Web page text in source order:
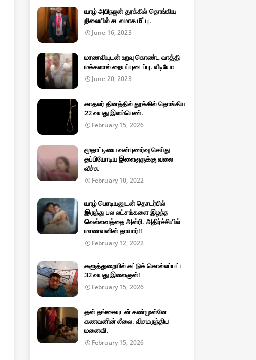
யாழ் அபிநஜன் தூக்கில் தொங்கிய
நிலையில் சடலமாக மீட்பு.
June 16, 2023
மாணவியுடன் உறவு கொண்ட வாத்தி
மக்களால் நையப்புடைப்பு. வீடியோ
June 20, 2023
காதலர் தினத்தில் தூக்கில் தொங்கிய
22 வயது இளம்பெண்.
February 15, 2026
மூதாட்டியை வன்புணர்வு செய்து
தப்பியோடிய இளைஞருக்கு வலை
வீச்சு.
February 10, 2022
யாழ் பொடியனுடன் தொடர்பில்
இருந்து பல லட்சங்களை இழந்த
வெள்ளவத்தை அன்ரி. அதிர்ச்சியில்
மாணவனின் தாயார்!!
February 12, 2022
களுத்துறையில் சுட்டுக் கொல்லப்பட்ட
32 வயது இளைஞன்!
February 15, 2026
தன் தங்கையுடன் கண்முன்னே
கணவனின் லீலை. விசமருந்திய
மனைவி.
February 15, 2026